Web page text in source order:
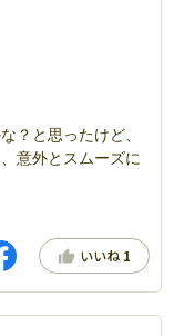
？と思ったけど、
意外とスムーズに
いいね 1